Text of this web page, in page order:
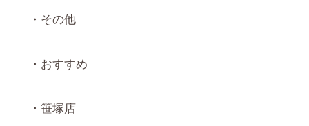
その他
おすすめ
笹塚店